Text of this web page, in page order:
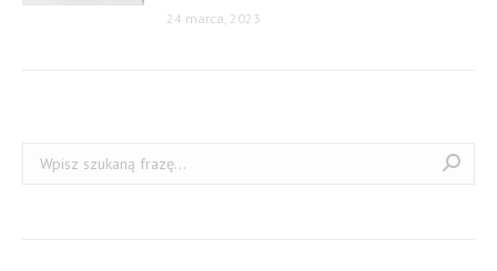
24 marca, 2023
Szukaj: